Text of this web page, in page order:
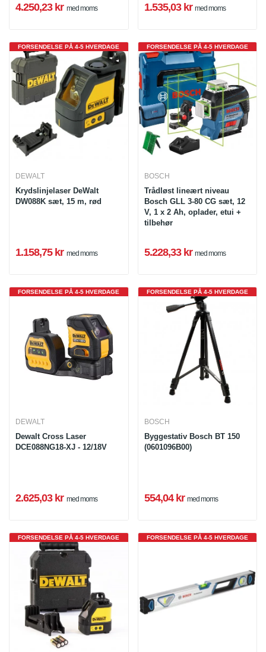
4.250,23 kr med moms 1.535,03 kr med moms
FORSENDELSE PÅ 4-5 HVERDAGE
DEWALT
Krydslinjelaser DeWalt
DW088K sæt, 15 m, rød
1.158,75 kr med moms
FORSENDELSE PÅ 4-5 HVERDAGE
BOSCH
Trådløst lineært niveau
Bosch GLL 3-80 CG sæt, 12
V, 1 x 2 Ah, oplader, etui +
tilbehør
5.228,33 kr med moms
FORSENDELSE PÅ 4-5 HVERDAGE
DEWALT
Dewalt Cross Laser
DCE088NG18-XJ - 12/18V
2.625,03 kr med moms
FORSENDELSE PÅ 4-5 HVERDAGE
BOSCH
Byggestativ Bosch BT 150
(0601096B00)
554,04 kr med moms
FORSENDELSE PÅ 4-5 HVERDAGE FORSENDELSE PÅ 4-5 HVERDAGE